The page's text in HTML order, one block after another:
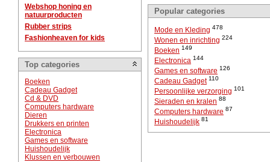
Webshop honing en
natuurproducten
Rubber strips
Fashionheaven for kids
Top categories
Boeken
Cadeau Gadget
Cd & DVD
Computers hardware
Dieren
Drukkers en printen
Electronica
Games en software
Huishoudelijk
Klussen en verbouwen
Popular categories
Mode en Kleding 478
Wonen en inrichting 224
Boeken 149
Electronica 144
Games en software 126
Cadeau Gadget 110
Persoonlijke verzorging 101
Sieraden en kralen 88
Computers hardware 87
Huishoudelijk 81